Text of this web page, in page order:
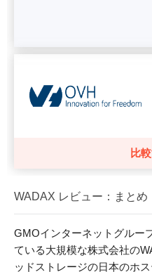
比
WADAX レビュー：まとめ
GMOインターネットグルー
ている大規模な株式会社の
ッドストレージの日本のホ